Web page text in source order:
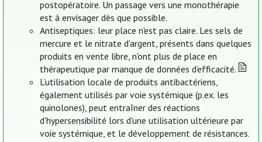
postopératoire. Un passage vers une monothérapie
est à envisager dès que possible.
Antiseptiques: leur place n'est pas claire. Les sels de
mercure et le nitrate d'argent, présents dans quelques
produits en vente libre, n'ont plus de place en
thérapeutique par manque de données d’efficacité.
L’utilisation locale de produits antibactériens,
également utilisés par voie systémique (p.ex. les
quinolones), peut entraîner des réactions
d'hypersensibilité lors d'une utilisation ultérieure par
voie systémique, et le développement de résistances.